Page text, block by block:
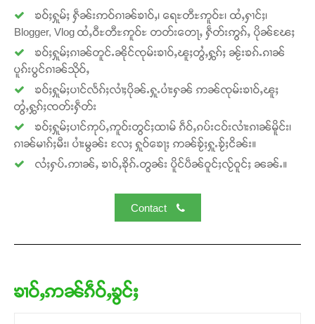
ၶဝ်ႈႁူမ်ႈ ႁဵၼ်းဢဝ်ၵၢၼ်ၶၢဝ်ႇ၊ ရေႊတီႊဢူဝ်ႊ၊ ထႆႇႁၢင်ႈ၊
Blogger, Vlog ထႆႇဝီႊတီႊဢူဝ်ႊ တတ်းတေႃႇ ႁဵတ်းဢွၵ်ႇ ပိုၼ်ၽႄႈ
ၶဝ်ႈႁူမ်ႈၵၢၼ်တူင်ႉၼိုင်ၸုမ်းၶၢဝ်ႇၽူႈတွႆႇႁွၵ်ႈ ၼႂ်းၶၵ်ႉၵၢၼ်
ပူၵ်းပွင်ၵၢၼ်သိုဝ်ႇ
ၶဝ်ႈႁူမ်ႈပၢင်လႅၵ်ႈလၢႆႈပိုၼ်ႉႁူႉပၢႆးႁၼ် ဢၼ်ၸုမ်းၶၢဝ်ႇၽူႈ
တွႆႇႁွၵ်ႈၸတ်းႁဵတ်း
ၶဝ်ႈႁူမ်ႈပၢင်ဢုပ်ႇဢူဝ်းတွင်ႈထၢမ် ၵဵဝ်ႇၵပ်းငဝ်းလၢႆးၵၢၼ်မိူင်း၊
ၵၢၼ်မၢၵ်ႈမီး၊ ပၢႆးမွၼ်း လႄႈ ႁူဝ်ၶေႃႈ ဢၼ်ၶႂ်ႈႁူႉၶႂ်ႈငိၼ်း။
လႆႈႁပ်ႉဢၢၼ်ႇ ၶၢဝ်ႇၶိုၵ်ႉတွၼ်း ပိူင်ပဵၼ်ဝူင်ႈလႂ်ဝူင်ႈ ၼၼ်ႉ။
Contact
ၶၢဝ်ႇဢၼ်ၵဵဝ်ႇၶွင်ႈ